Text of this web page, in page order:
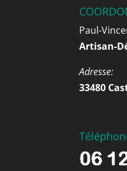
Paul-
Artisan-
Adresse:
33480